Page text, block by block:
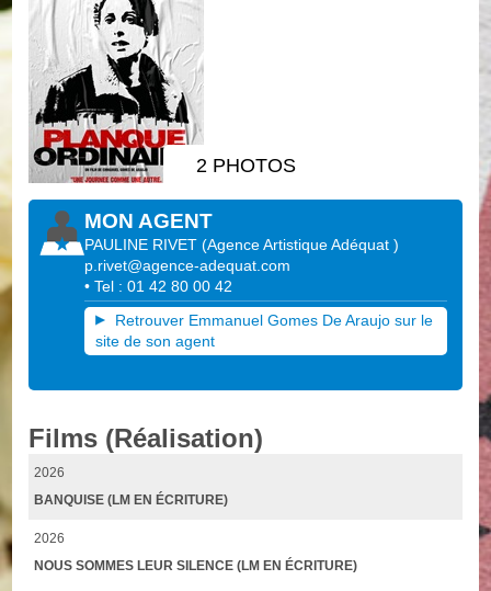
2 PHOTOS
MON AGENT
PAULINE RIVET (Agence Artistique Adéquat)
p.rivet@agence-adequat.com
• Tel : 01 42 80 00 42
Retrouver Emmanuel Gomes De Araujo sur le
site de son agent
Films (Réalisation)
2026
BANQUISE (LM EN ÉCRITURE)
2026
NOUS SOMMES LEUR SILENCE (LM EN ÉCRITURE)